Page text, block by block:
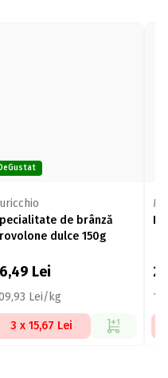
DeGustat
de brânză
dulce 150g
Lei
Lei/kg
3 x 15,67 Lei